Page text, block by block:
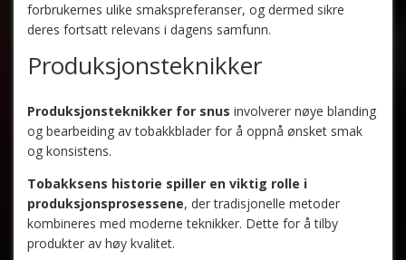
forbrukernes ulike smakspreferanser, og dermed sikre
deres fortsatt relevans i dagens samfunn.
Produksjonsteknikker
Produksjonsteknikker for snus involverer nøye blanding
og bearbeiding av tobakkblader for å oppnå ønsket smak
og konsistens.
Tobakksens historie spiller en viktig rolle i
produksjonsprosessene, der tradisjonelle metoder
kombineres med moderne teknikker. Dette for å tilby
produkter av høy kvalitet.